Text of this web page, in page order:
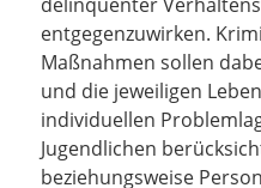
entgegenzuwirken.
Maßnahmen sollen
und die jeweiligen
individuellen
Jugendlichen
beziehungsweise